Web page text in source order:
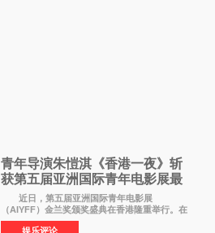
青年导演朱愷淇《香港一夜》斩
获第五届亚洲国际青年电影展最
佳剧本改编奖
近日，第五届亚洲国际青年电影展
（AIYFF）金兰奖颁奖盛典在香港隆重举行。在
这场汇聚数百位海内外电影人、文化界人士及媒
娱乐评论